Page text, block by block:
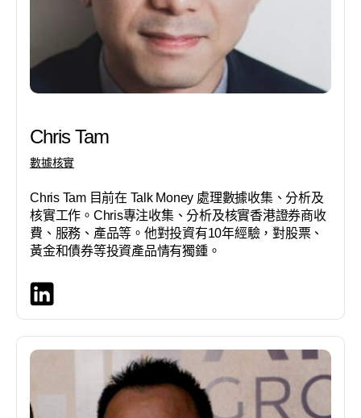
Chris Tam
數據核實
Chris Tam 目前在 Talk Money 處理數據收集、分析及
核實工作。Chris專注收集、分析及核實香港證券商收
費、服務、產品等。他對投資有10年經驗，對股票、
黃金和債券等投資產品情有獨鍾。